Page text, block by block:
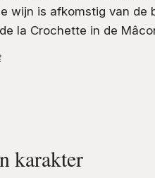
wijn is afkomstig van de
la Crochette in de
karakter